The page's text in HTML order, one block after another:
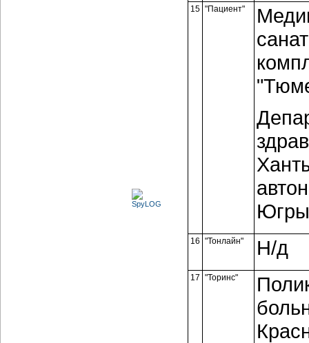
15 "Пациент"
Югры
16 "Тонлайн" Н/д
17 "Торинс"